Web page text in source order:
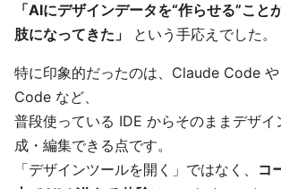
「AIにデザインデータを“作らせる”こと
肢になってきた」
という手応えでした。
特に印象的だったのは、Claude Code
Code など、
普段使っている IDE からそのままデザイ
成・編集できる点です。
「デザインツールを開く」ではなく、 コ